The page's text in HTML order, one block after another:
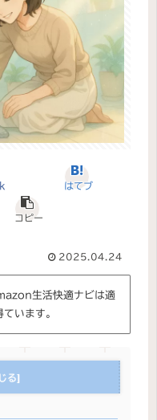
はてブ
コピー
2025.04.24
生活快適ナビは適
います。